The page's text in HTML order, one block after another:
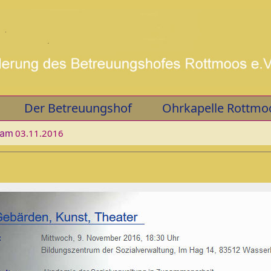
Der Betreuungshof Ohrkapelle
03.11.2016